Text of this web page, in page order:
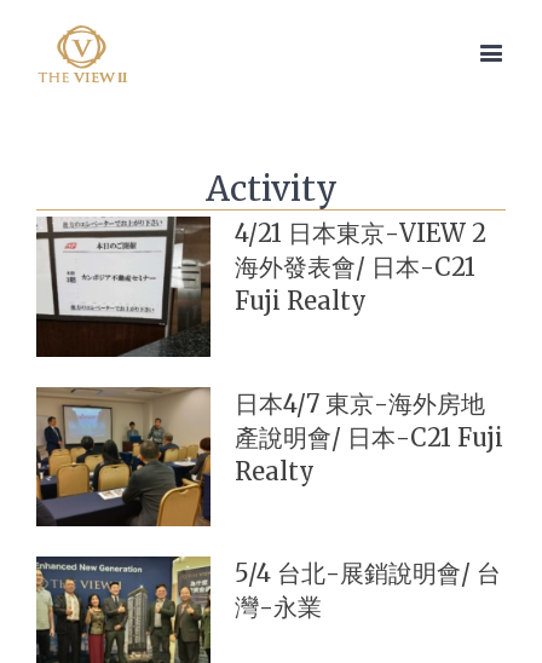
Activity
4/21 日本東京-VIEW 2
海外發表會/ 日本-C21
Fuji Realty
日本4/7 東京-海外房地
產說明會/ 日本-C21 Fuji
Realty
5/4 台北-展銷說明會/ 台
灣-永業